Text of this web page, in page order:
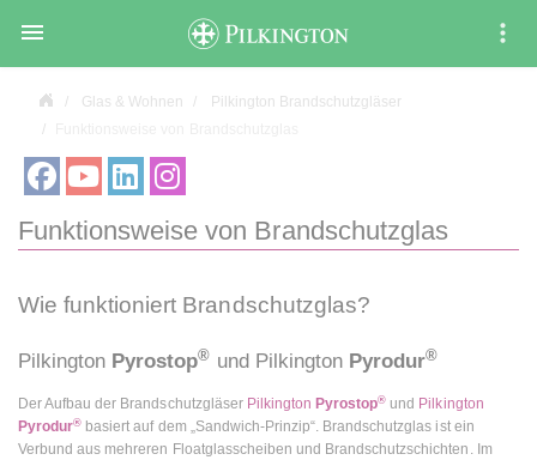

Glas & Wohnen
Pilkington Brandschutzgläser
Funktionsweise von Brandschutzglas
Wie funktioniert Brandschutzglas?
Pilkington Pyrostop® und Pilkington Pyrodur®
Der Aufbau der Brandschutzgläser Pilkington Pyrostop® und Pilkington
Pyrodur® basiert auf dem „Sandwich-Prinzip“. Brandschutzglas ist ein
Verbund aus mehreren Floatglasscheiben und Brandschutzschichten. Im